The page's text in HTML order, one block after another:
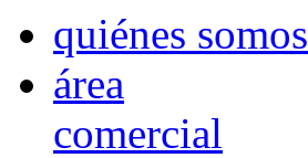
quiénes somos
área
comercial